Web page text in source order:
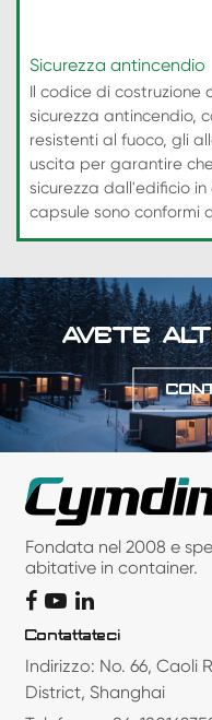
Sicurezza antincendio
Il codice di costruzione
sicurezza antincendio,
resistenti al fuoco, gli
uscita per garantire
sicurezza dall'edificio
capsule sono conformi
AVETE
Fondata nel 2008 e
abitative in container.
Contattateci
Indirizzo: No. 66, Caoli
District, Shanghai